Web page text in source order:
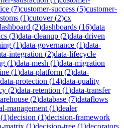
(7)customer-success (5)customer-
(1)cutover(2)cx
(2)dashboards (16)data
(3)data-cleanup (2)data-driven
(1)data-governance (1)data-
integration (2)data-lifecycle
(1)data-mesh (1)data-migration
(1)data-platform (2)data-
data-protection (14)data-quality
(2)data-retention (1)data-transfer
(2)database (7)dataflows
management (1)dealer
(1)decision (1)decision-framework
matrix (1)decision-tree (1)decorators